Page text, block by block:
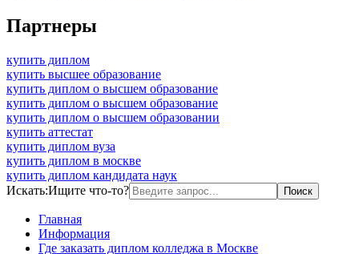
Партнеры
купить диплом
купить высшее образование
купить диплом о высшем образование
купить диплом о высшем образование
купить диплом о высшем образовании
купить аттестат
купить диплом вуза
купить диплом в москве
купить диплом кандидата наук
Искать:Ищите что-то?
Главная
Информация
Где заказать диплом колледжа в Москве